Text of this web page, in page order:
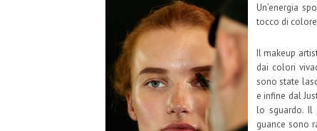
Un’energia
tocco di
Il makeup
dai colori
sono state
e infine dal
lo sguardo. Il
guance sono